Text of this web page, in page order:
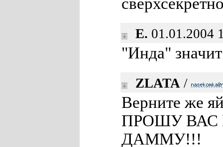
E. 01.01.2004
"Инда"
ZLATA /
Верните же
ПРОШУ ВАС
ДАММУ!!!